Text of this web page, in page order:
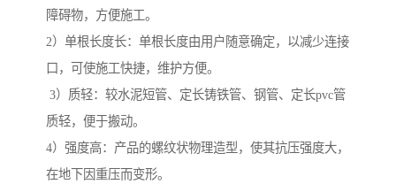
障碍物，方便施工。
2）单根长度长：单根长度由用户随意确定，以减少连接
口，可使施工快捷，维护方便。
3）质轻：较水泥短管、定长铸铁管、钢管、定长pvc管
质轻，便于搬动。
4）强度高：产品的螺纹状物理造型，使其抗压强度大，
在地下因重压而变形。